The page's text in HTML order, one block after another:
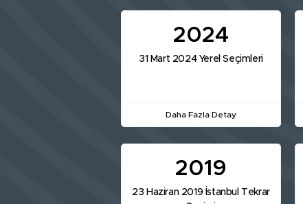
2024
31 Mart 2024 Yerel Seçimleri
Daha Fazla Detay
2019
23 Haziran 2019 İstanbul Tekrar